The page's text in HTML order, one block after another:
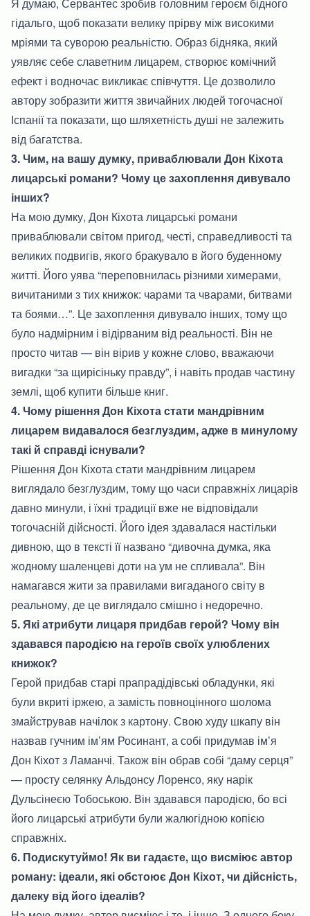
гідальго, щоб показати велику прірву між високими
мріями та суворою реальністю. Образ бідняка, який
уявляє себе славетним лицарем, створює комічний
ефект і водночас викликає співчуття. Це дозволило
автору зобразити життя звичайних людей тогочасної
Іспанії та показати, що шляхетність душі не залежить
від багатства.
3. Чим, на вашу думку, приваблювали Дон Кіхота
лицарські романи? Чому це захоплення дивувало
інших?
На мою думку, Дон Кіхота лицарські романи
приваблювали світом пригод, честі, справедливості та
великих подвигів, якого бракувало в його буденному
житті. Його уява “переповнилась різними химерами,
вичитаними з тих книжок: чарами та чварами, битвами
та боями…”. Це захоплення дивувало інших, тому що
було надмірним і відірваним від реальності. Він не
просто читав — він вірив у кожне слово, вважаючи
вигадки “за щирісіньку правду”, і навіть продав частину
землі, щоб купити більше книг.
4. Чому рішення Дон Кіхота стати мандрівним
лицарем видавалося безглуздим, адже в минулому
такі й справді існували?
Рішення Дон Кіхота стати мандрівним лицарем
виглядало безглуздим, тому що часи справжніх лицарів
давно минули, і їхні традиції вже не відповідали
тогочасній дійсності. Його ідея здавалася настільки
дивною, що в тексті її названо “дивочна думка, яка
жодному шаленцеві доти на ум не спливала”. Він
намагався жити за правилами вигаданого світу в
реальному, де це виглядало смішно і недоречно.
5. Які атрибути лицаря придбав герой? Чому він
здавався пародією на героїв своїх улюблених
книжок?
Герой придбав старі прапрадідівські обладунки, які
були вкриті іржею, а замість повноцінного шолома
змайстрував начілок з картону. Свою худу шкапу він
назвав гучним ім’ям Росинант, а собі придумав ім’я
Дон Кіхот з Ламанчі. Також він обрав собі “даму серця”
— просту селянку Альдонсу Лоренсо, яку нарік
Дульсінеєю Тобоською. Він здавався пародією, бо всі
його лицарські атрибути були жалюгідною копією
справжніх.
6. Подискутуймо! Як ви гадаєте, що висміює автор
роману: ідеали, які обстоює Дон Кіхот, чи дійсність,
далеку від його ідеалів?